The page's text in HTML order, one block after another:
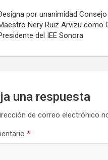
por unanimidad Consejo
Nery Ruiz Arvizu como
del IEE Sonora
una respuesta
de correo electrónico
*